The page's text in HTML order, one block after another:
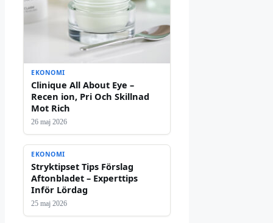
EKONOMI
Clinique All About Eye –
Recen ion, Pri Och Skillnad
Mot Rich
26 maj 2026
EKONOMI
Stryktipset Tips Förslag
Aftonbladet – Experttips
Inför Lördag
25 maj 2026